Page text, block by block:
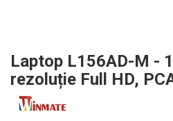
Vibrometre
Analizoare achiziții de date
Condiționere
Măsurători termoviziune
Analizoare achiziții de date
Elevatoare mobile
Platforme de ridicare cu boghiuri
Platouri rotative
Accelerometre IEPE triaxiale
Traductoare vibratii 4-20 mA
Traductoare ICP de viteză de vibrații
VibraSens
Winmate
Mectron
Laptop L156AD-M -
rezoluție Full HD,